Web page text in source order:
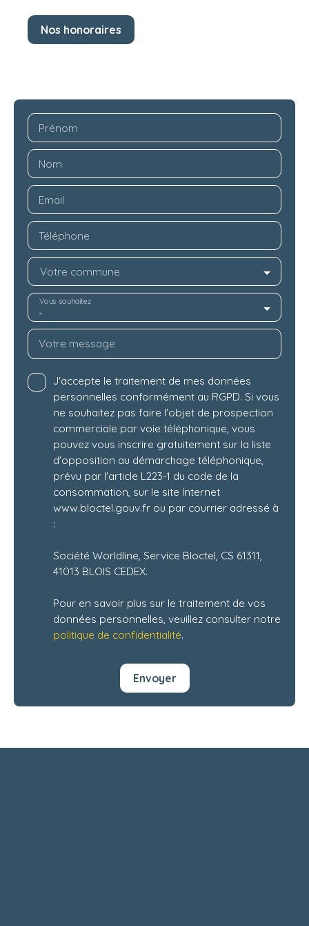
Nos honoraires
Prénom
Nom
Email
Téléphone
Votre commune
-
Vous souhaitez
Votre message
J'accepte le traitement de mes données
personnelles conformément au RGPD. Si vous
ne souhaitez pas faire l'objet de prospection
commerciale par voie téléphonique, vous
pouvez vous inscrire gratuitement sur la liste
d'opposition au démarchage téléphonique,
prévu par l'article L223-1 du code de la
consommation, sur le site Internet
www.bloctel.gouv.fr ou par courrier adressé à
:
Société Worldline, Service Bloctel, CS 61311,
41013 BLOIS CEDEX.
Pour en savoir plus sur le traitement de vos
données personnelles, veuillez consulter notre
politique de confidentialité.
Envoyer